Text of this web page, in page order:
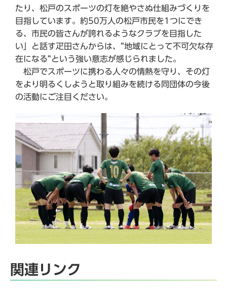
たり、松戸のスポーツの灯を絶やさぬ仕組みづくりを
目指しています。約50万人の松戸市民を1つにでき
る、市民の皆さんが誇れるようなクラブを目指した
い」と話す疋田さんからは、”地域にとって不可欠な存
在になる”という強い意志が感じられました。
松戸でスポーツに携わる人々の情熱を守り、その灯
をより明るくしようと取り組みを続ける同団体の今後
の活動にご注目ください。
関連リンク